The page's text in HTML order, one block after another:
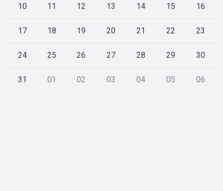
10 11 12 13 14 15 16
17 18 19 20 21 22 23
24 25 26 27 28 29 30
31 01 02 03 04 05 06